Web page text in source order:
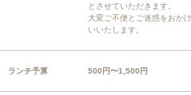
とさせていただきます。
大変ご不便とご迷惑をおか
いいたします。
ランチ予算 500円〜1,500円